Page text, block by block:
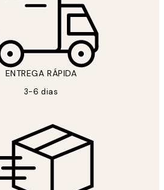
ENTREGA RÁPIDA
3-6 dias